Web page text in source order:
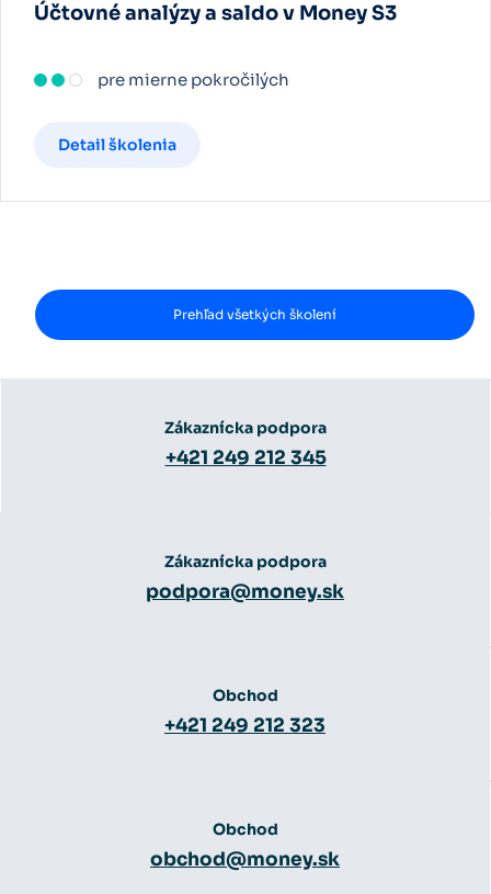
Účtovné analýzy a saldo v Money S3
pre mierne pokročilých
Detail školenia
Prehľad všetkých školení
Zákaznícka podpora
+421 249 212 345
Zákaznícka podpora
podpora@money.sk
Obchod
+421 249 212 323
Obchod
obchod@money.sk